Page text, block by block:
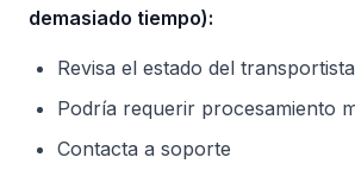
demasiado tiempo):
Revisa el estado del transportista
Podría requerir procesamiento
Contacta a soporte